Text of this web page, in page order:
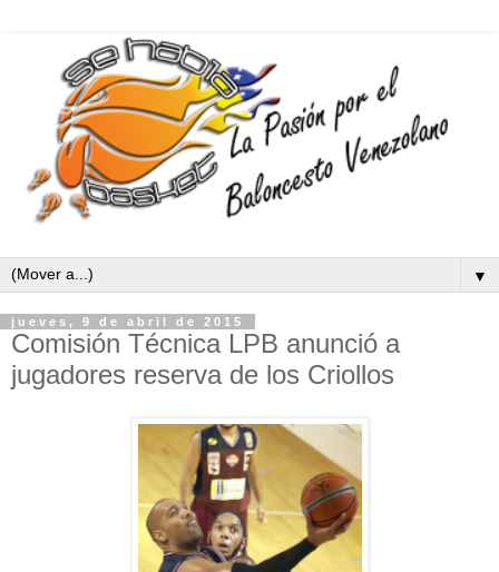
▼
jueves, 9 de abril de 2015
Comisión Técnica LPB anunció a
jugadores reserva de los Criollos